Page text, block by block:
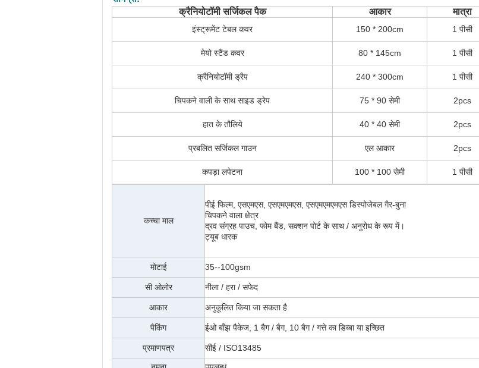
क्रैनियोटॉमी सर्जिकल पैक
आकार मात्रा
इंस्ट्रूमेंट टेबल कवर 150 * 200cm 1 पीसी
मेयो स्टैंड कवर 80 * 145cm 1 पीसी
क्रैनियोटॉमी ड्रैप 240 * 300cm 1 पीसी
चिपकने वाली के साथ साइड ड्रेप 75 * 90 सेमी 2pcs
हात के तौलिये 40 * 40 सेमी 2pcs
प्रबलित सर्जिकल गाउन एल आकार 2pcs
कपड़ा लपेटना 100 * 100 सेमी 1 पीसी
कच्चा माल
पीई फिल्म, एसएमएस, एसएमएमएस, एसएमएमएमएस डिस्पोजेबल गैर-बुना
चिपकने वाला क्षेत्र
द्रव संग्रह पाउच, फोम बैंड, सक्शन पोर्ट के साथ / अनुरोध के रूप में।
ट्यूब धारक
मोटाई 35--100gsm
सीओलोर नीला / हरा / सफेद
आकार अनुकूलित किया जा सकता है
पैकिंग ईओ बाँझ पैकेज, 1 बैग / बैग, 10 बैग / गत्ते का डिब्बा या इच्छित
प्रमाणपत्र
सीई / ISO13485